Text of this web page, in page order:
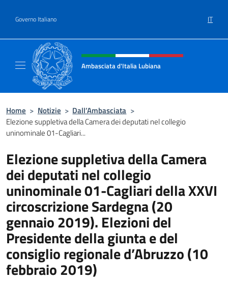
Governo Italiano IT
Intestazione sito, social e menù
Ambasciata d'Italia Lubiana
Home > Notizie > Dall’Ambasciata >
Elezione suppletiva della Camera dei deputati nel collegio
uninominale 01-Cagliari...
Elezione suppletiva della Camera
dei deputati nel collegio
uninominale 01-Cagliari della XXVI
circoscrizione Sardegna (20
gennaio 2019). Elezioni del
Presidente della giunta e del
consiglio regionale d’Abruzzo (10
febbraio 2019)